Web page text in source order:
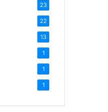
23
22
13
1
1
1